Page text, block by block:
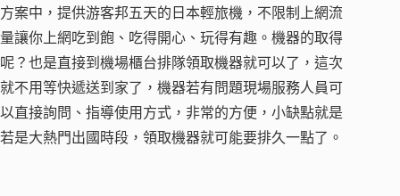
方案中，提供游客邦五天的日本輕旅機，不限制上網流
量讓你上網吃到飽、吃得開心、玩得有趣。機器的取得
呢？也是直接到機場櫃台排隊領取機器就可以了，這次
就不用等快遞送到家了，機器若有問題現場服務人員可
以直接詢問、指導使用方式，非常的方便，小缺點就是
若是大熱門出國時段，領取機器就可能要排久一點了。